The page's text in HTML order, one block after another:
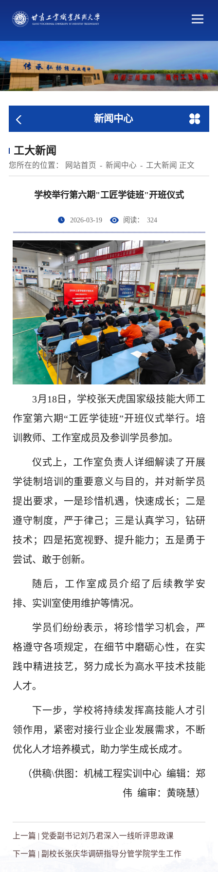
新闻中心
工大新闻
您所在的位置： 网站首页 新闻中心 工大新闻 正文
学校举行第六期"工匠学徒班"开班仪式
2026-03-19 阅读： 324
3月18日，学校张天虎国家级技能大师工
作室第六期“工匠学徒班”开班仪式举行。培
训教师、工作室成员及参训学员参加。
仪式上，工作室负责人详细解读了开展
学徒制培训的重要意义与目的，并对新学员
提出要求，一是珍惜机遇，快速成长；二是
遵守制度，严于律己；三是认真学习，钻研
技术；四是拓宽视野、提升能力；五是勇于
尝试、敢于创新。
随后，工作室成员介绍了后续教学安
排、实训室使用维护等情况。
学员们纷纷表示，将珍惜学习机会，严
格遵守各项规定，在细节中磨砺心性，在实
践中精进技艺，努力成长为高水平技术技能
人才。
下一步，学校将持续发挥高技能人才引
领作用，紧密对接行业企业发展需求，不断
优化人才培养模式，助力学生成长成才。
（供稿\供图：机械工程实训中心 编辑：郑
伟 编审：黄晓慧）
上一篇 | 党委副书记刘乃君深入一线听评思政课
下一篇 | 副校长张庆华调研指导分管学院学生工作